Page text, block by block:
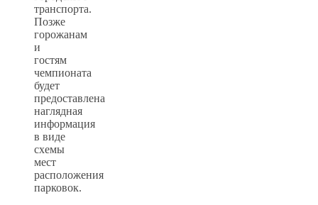
транспорта.
Позже
горожанам
и
гостям
чемпионата
будет
предоставлена
наглядная
информация
в виде
схемы
мест
расположения
парковок.